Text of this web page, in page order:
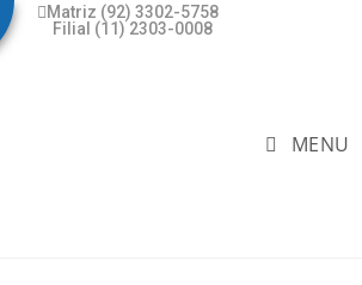
Matriz (92) 3302-5758
Filial (11) 2303-0008
MENU